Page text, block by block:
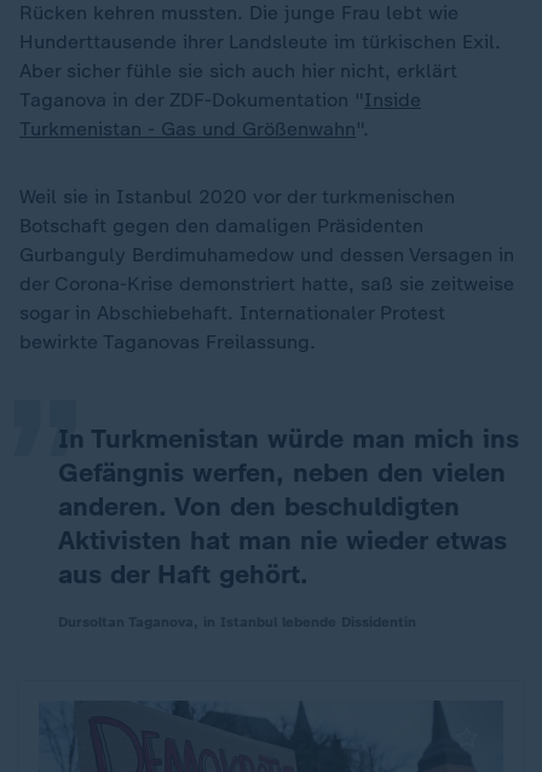
Rücken kehren mussten. Die junge Frau lebt wie
Hunderttausende ihrer Landsleute im türkischen Exil.
Aber sicher fühle sie sich auch hier nicht, erklärt
Taganova in der ZDF-Dokumentation "Inside
Turkmenistan - Gas und Größenwahn".
Weil sie in Istanbul 2020 vor der turkmenischen
Botschaft gegen den damaligen Präsidenten
Gurbanguly Berdimuhamedow und dessen Versagen in
der Corona-Krise demonstriert hatte, saß sie zeitweise
sogar in Abschiebehaft. Internationaler Protest
bewirkte Taganovas Freilassung.
In Turkmenistan würde man mich ins
Gefängnis werfen, neben den vielen
anderen. Von den beschuldigten
Aktivisten hat man nie wieder etwas
aus der Haft gehört.
„